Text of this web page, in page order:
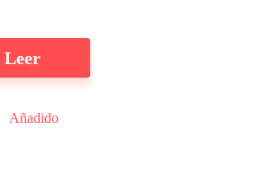
Leer
Añadido